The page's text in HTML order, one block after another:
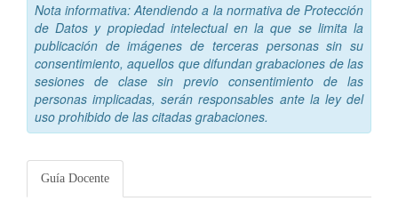
Nota informativa: Atendiendo a la normativa de Protección
de Datos y propiedad intelectual en la que se limita la
publicación de imágenes de terceras personas sin su
consentimiento, aquellos que difundan grabaciones de las
sesiones de clase sin previo consentimiento de las
personas implicadas, serán responsables ante la ley del
uso prohibido de las citadas grabaciones.
Guía Docente